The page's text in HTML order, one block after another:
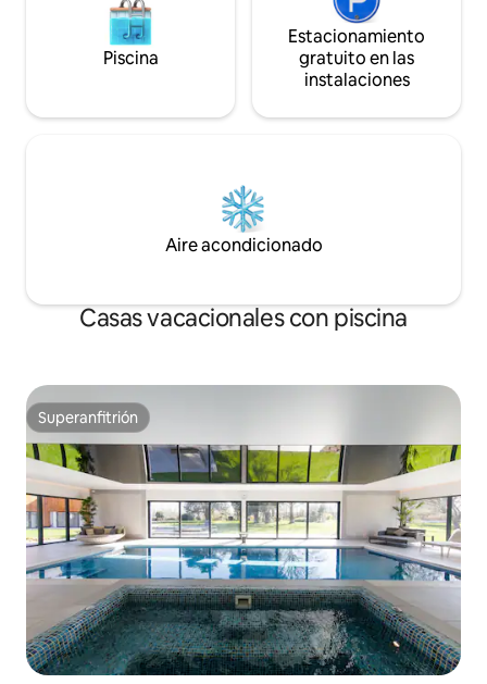
Piscina
Estacionamiento
gratuito en las
instalaciones
Aire acondicionado
Casas vacacionales con piscina
Superanfitrión
Superanfitrión